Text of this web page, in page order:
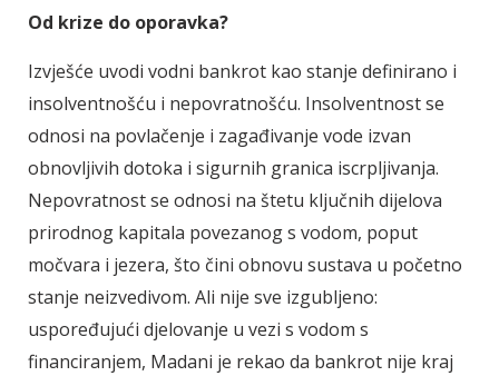
Od krize do oporavka?
Izvješće uvodi vodni bankrot kao stanje definirano i
insolventnošću i nepovratnošću. Insolventnost se
odnosi na povlačenje i zagađivanje vode izvan
obnovljivih dotoka i sigurnih granica iscrpljivanja.
Nepovratnost se odnosi na štetu ključnih dijelova
prirodnog kapitala povezanog s vodom, poput
močvara i jezera, što čini obnovu sustava u početno
stanje neizvedivom. Ali nije sve izgubljeno:
uspoređujući djelovanje u vezi s vodom s
financiranjem, Madani je rekao da bankrot nije kraj